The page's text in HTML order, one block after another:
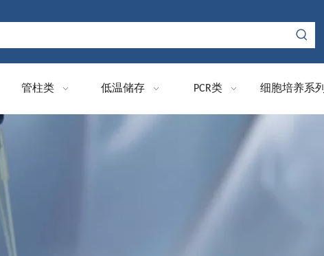
管柱类 低温储存 PCR类 细胞培养系列